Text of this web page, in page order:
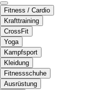
Fitness / Cardio
Krafttraining
CrossFit
Yoga
Kampfsport
Kleidung
Fitnessschuhe
Ausrüstung